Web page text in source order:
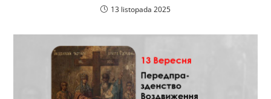
13 listopada 2025